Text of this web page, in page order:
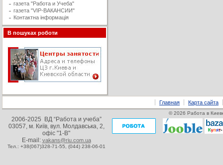
газета "Работа и Учеба"
газета "VIP-ВАКАНСИИ"
Контактна інформація
В пошуках роботи
Главная Карта сайта
2006-2025 ВД “Работа и учеба”
03057, м. Київ, вул. Молдавська, 2,
офіс "1-В"
E-mail: vakans@riu.com.ua
Тел.: +38(067)328-71-55, (044) 238-06-01
© 2026 Работа в